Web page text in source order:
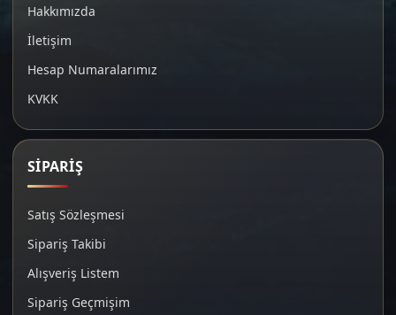
Hakkımızda
İletişim
Hesap Numaralarımız
KVKK
SİPARİŞ
Satış Sözleşmesi
Sipariş Takibi
Alışveriş Listem
Sipariş Geçmişim